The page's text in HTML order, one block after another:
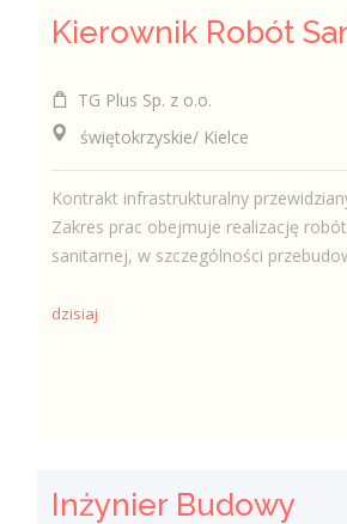
TG Plus Sp. z o.o.
świętokrzyskie/ Kielce
Kontrakt infrastrukturalny
Zakres prac obejmuje realizację
sanitarnej, w szczególności
dzisiaj
Inżynier Budowy